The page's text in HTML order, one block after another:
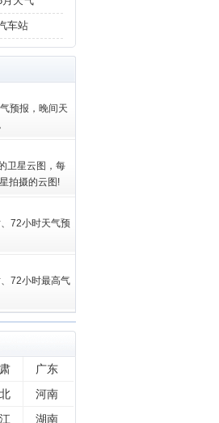
车站
预报，晚间天
卫星云图，每
拍摄的云图!
72小时天气预
72小时最高气
广东
河南
湖南